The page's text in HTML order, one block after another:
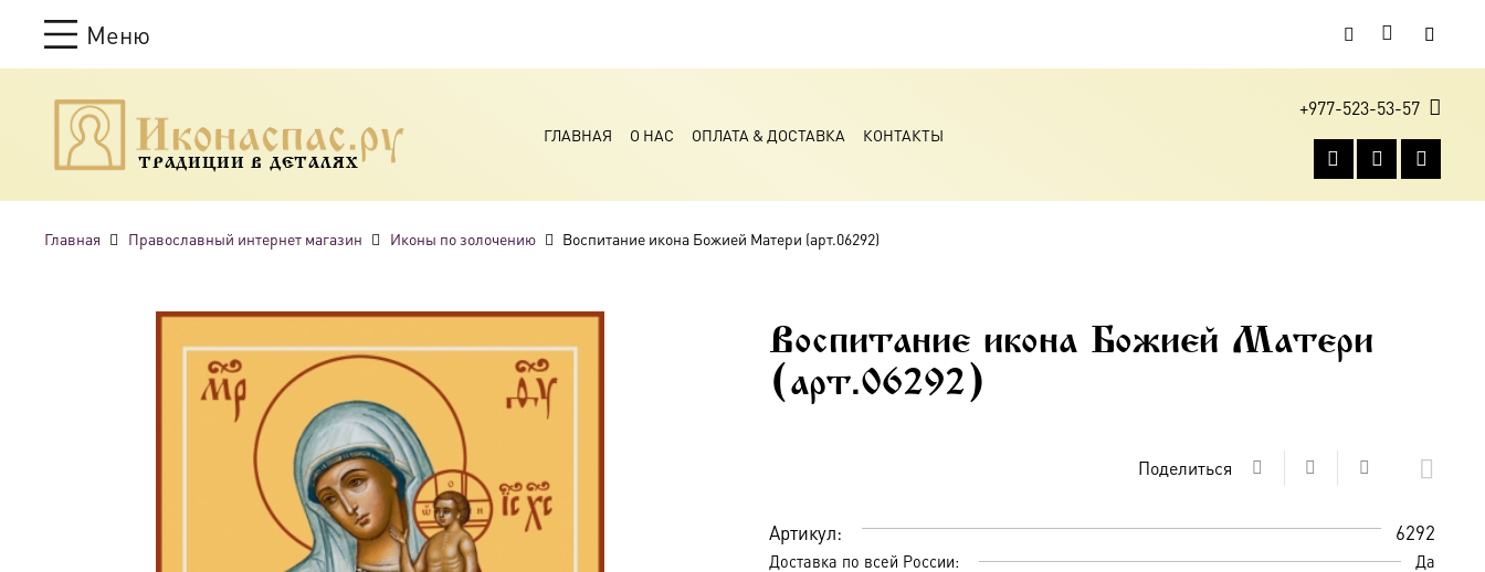
Меню
ТРАДИЦИИ В ДЕТАЛЯХ
ГЛАВНАЯ О НАС ОПЛАТА & ДОСТАВКА КОНТАКТЫ
+977-523-53-57
Главная Православный интернет магазин Иконы по золочению Воспитание икона Божией Матери (арт.06292)
Воспитание икона Божией Матери
(арт.06292)
Поделиться
Артикул: 6292
Доставка по всей России: Да